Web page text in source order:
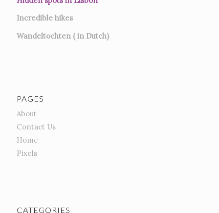
Incredible hikes
Wandeltochten ( in Dutch)
PAGES
About
Contact Us
Home
Pixels
CATEGORIES